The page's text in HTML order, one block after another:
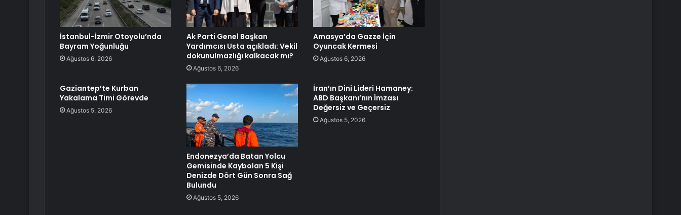
İstanbul-İzmir Otoyolu’nda
Bayram Yoğunluğu
Ağustos 6, 2026
Ak Parti Genel Başkan
Yardımcısı Usta açıkladı: Vekil
dokunulmazlığı kalkacak mı?
Ağustos 6, 2026
Amasya’da Gazze İçin
Oyuncak Kermesi
Ağustos 6, 2026
Gaziantep’te Kurban
Yakalama Timi Görevde
Ağustos 5, 2026
Endonezya’da Batan Yolcu
Gemisinde Kaybolan 5 Kişi
Denizde Dört Gün Sonra Sağ
Bulundu
Ağustos 5, 2026
İran’ın Dini Lideri Hamaney:
ABD Başkanı’nın İmzası
Değersiz ve Geçersiz
Ağustos 5, 2026